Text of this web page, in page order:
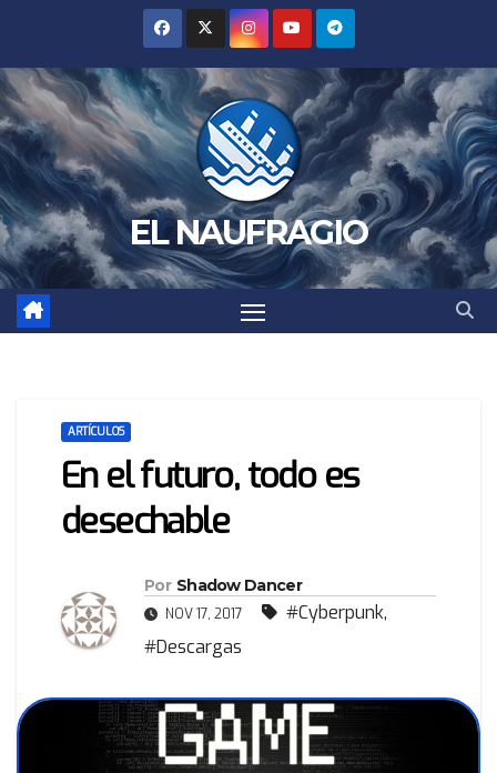
contenido
EL NAUFRAGIO
ARTÍCULOS
En el futuro, todo es
desechable
Por Shadow Dancer
NOV 17, 2017 #Cyberpunk,
#Descargas